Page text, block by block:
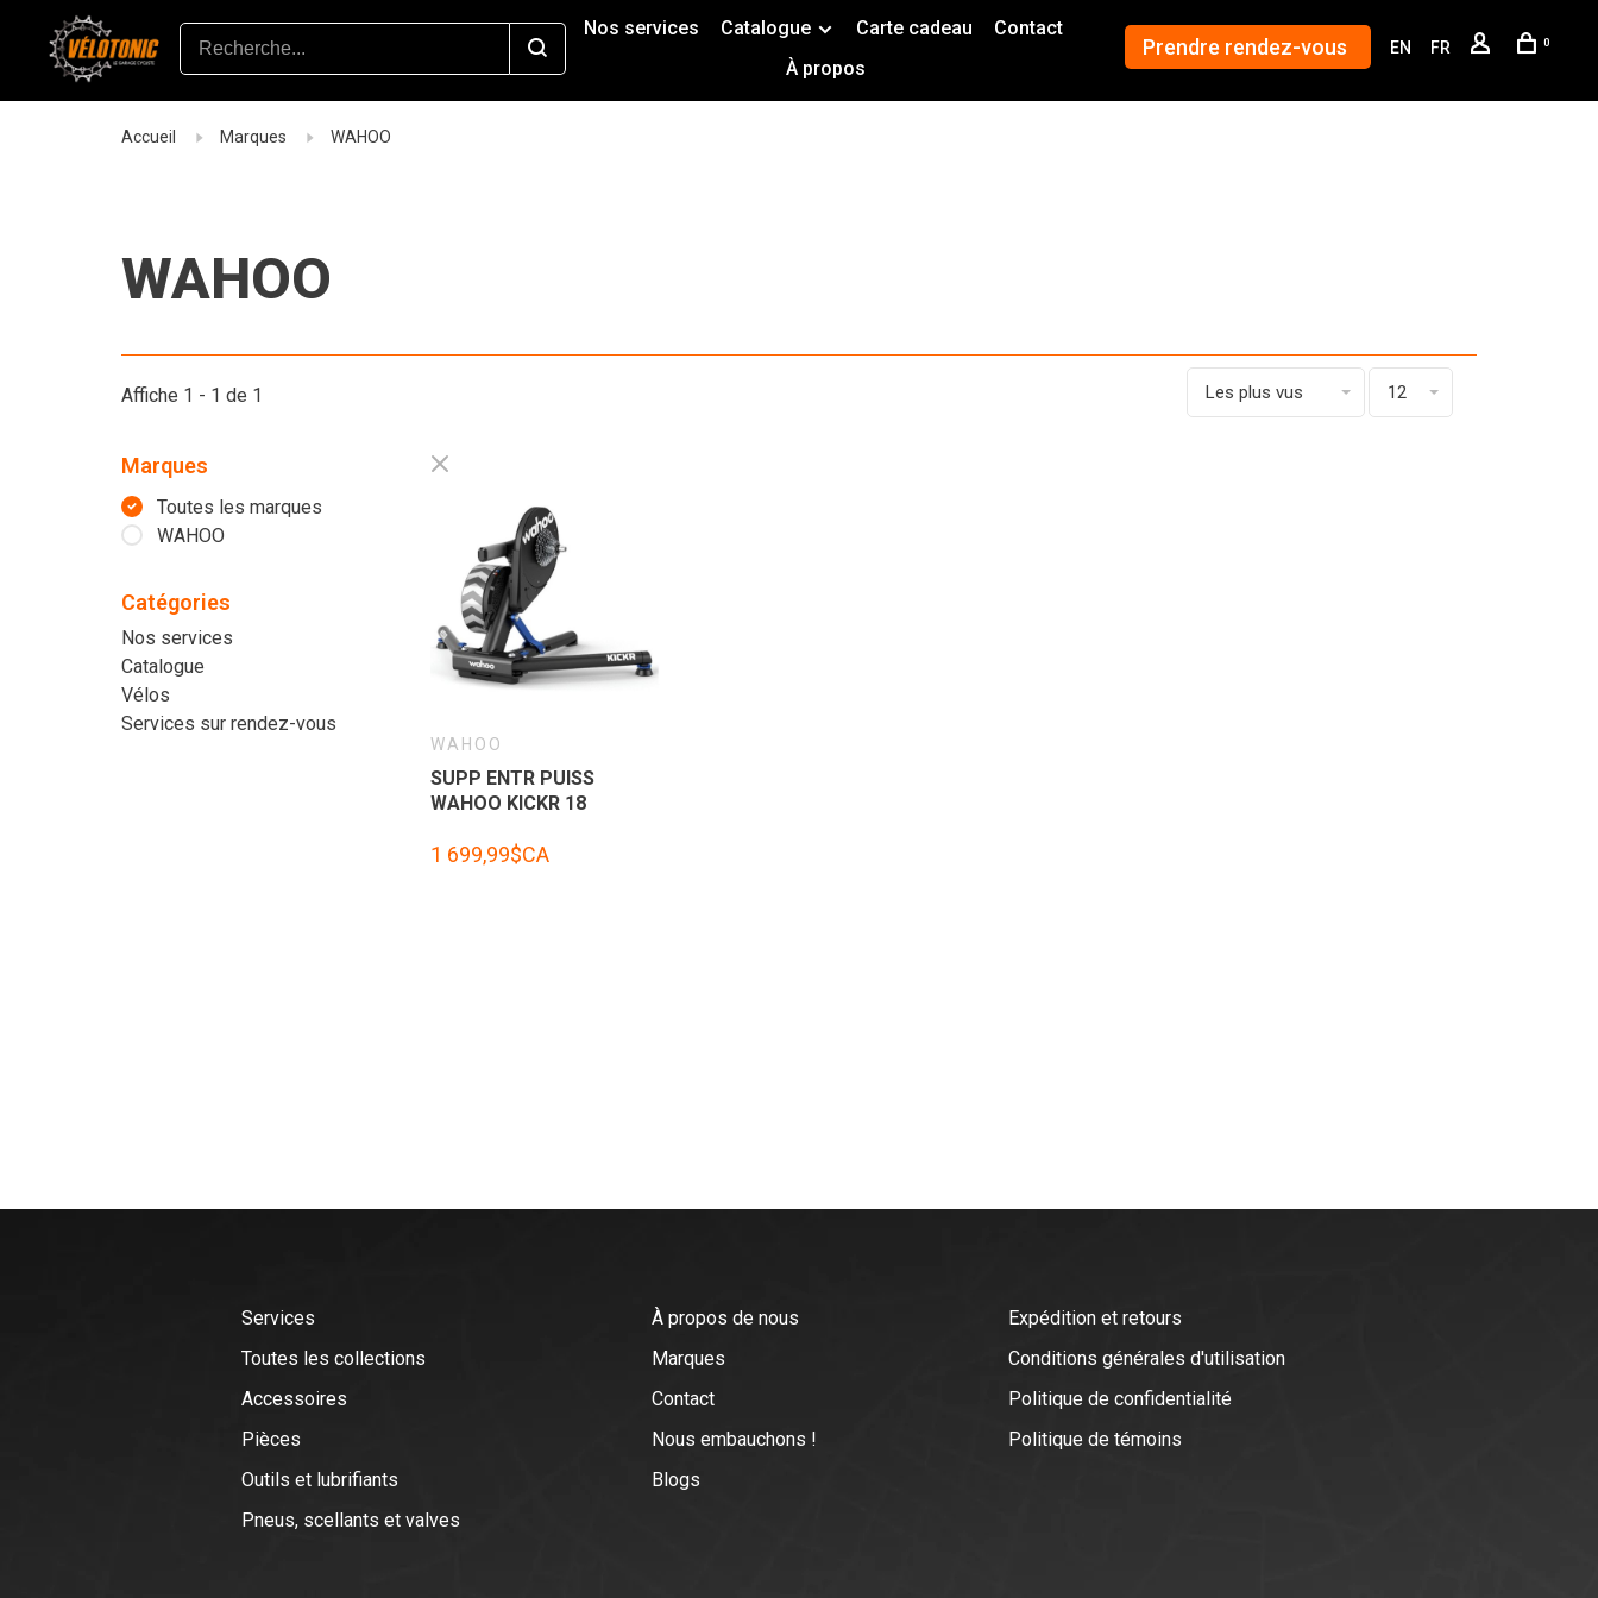
Nos services Catalogue Carte cadeau
Contact
À propos
Prendre rendez-vous EN FR 0
Accueil Marques WAHOO
WAHOO
Affiche 1 - 1 de 1 Les plus vus 12
Catégories
Nos services
Catalogue
Vélos
Services sur rendez-vous
Marques
Toutes les marques
WAHOO
WAHOO
SUPP ENTR PUISS
WAHOO KICKR 18
1 699,99$CA
Services
Toutes les collections
Accessoires
Pièces
Outils et lubrifiants
Pneus, scellants et valves
À propos de nous
Marques
Contact
Nous embauchons !
Blogs
Expédition et retours
Conditions générales d'utilisation
Politique de confidentialité
Politique de témoins